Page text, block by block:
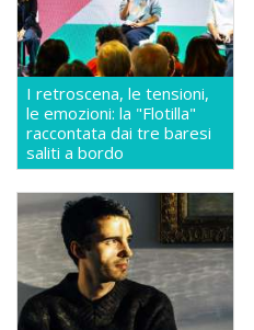
I retroscena, le tensioni,
le emozioni: la "Flotilla"
raccontata dai tre baresi
saliti a bordo